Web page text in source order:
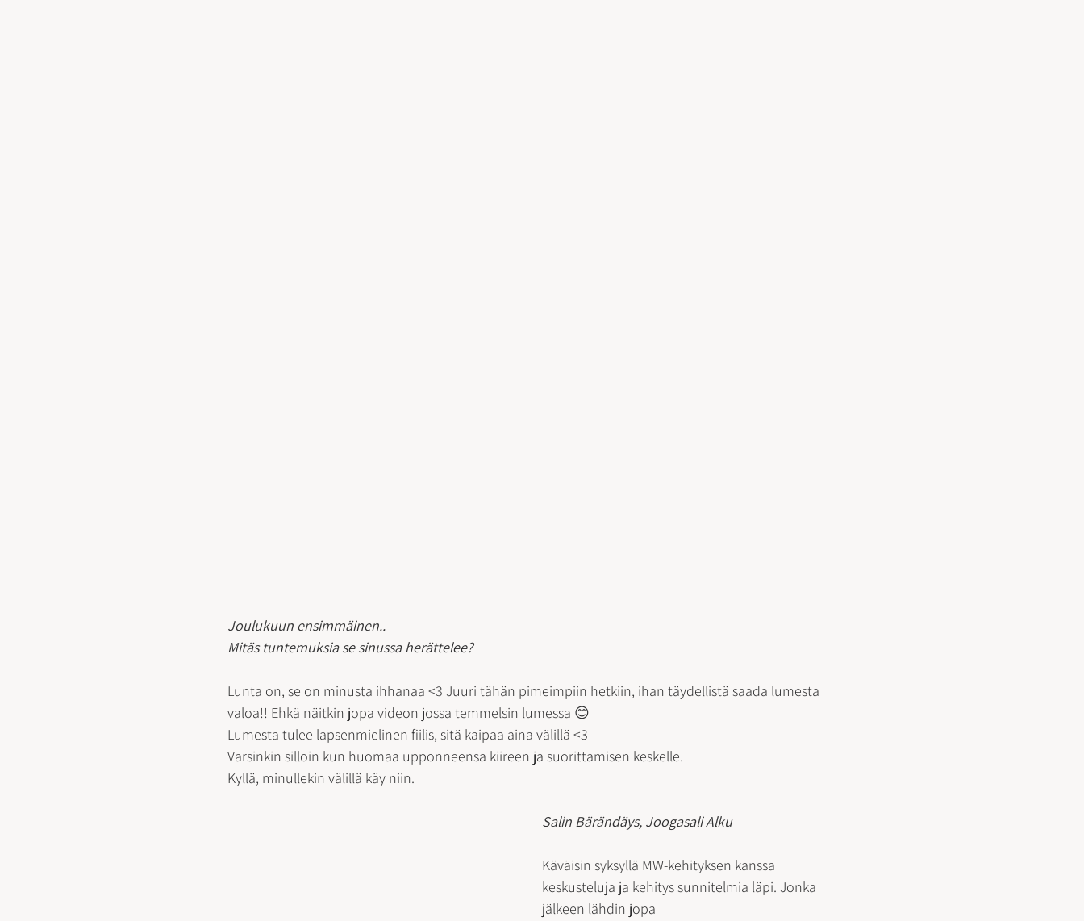
Joulukuun ensimmäinen..
Mitäs tuntemuksia se sinussa herättelee?
Lunta on, se on minusta ihhanaa <3 Juuri tähän pimeimpiin hetkiin, ihan täydellistä saada lumesta
valoa!! Ehkä näitkin jopa videon jossa temmelsin lumessa 😊
Lumesta tulee lapsenmielinen fiilis, sitä kaipaa aina välillä <3
Varsinkin silloin kun huomaa upponneensa kiireen ja suorittamisen keskelle.
Kyllä, minullekin välillä käy niin.
Salin Bärändäys, Joogasali Alku
Käväisin syksyllä MW-kehityksen kanssa
keskusteluja ja kehitys sunnitelmia läpi. Jonka
jälkeen lähdin jopa